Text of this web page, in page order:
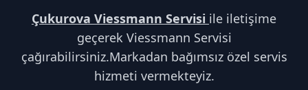
Çukurova Viessmann Servisi ile iletişime
geçerek Viessmann Servisi
çağırabilirsiniz.Markadan bağımsız özel servis
hizmeti vermekteyiz.